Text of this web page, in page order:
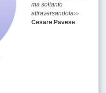
ma soltanto
attraversandola>>
Cesare Pavese